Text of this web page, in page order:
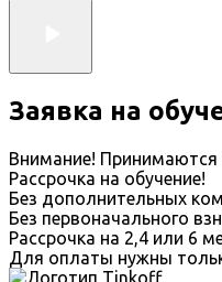
Заявка на
Внимание! Принимаются
Рассрочка на обучение!
Без дополнительных
Без первоначального
Рассрочка на 2,4 или 6
Для оплаты нужны